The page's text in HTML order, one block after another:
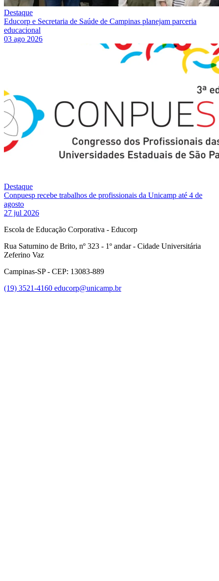
Destaque
Educorp e Secretaria de Saúde de Campinas planejam parceria
educacional
03 ago 2026
Destaque
Conpuesp recebe trabalhos de profissionais da Unicamp até 4 de
agosto
27 jul 2026
Escola de Educação Corporativa - Educorp
Rua Saturnino de Brito, nº 323 - 1º andar - Cidade Universitária
Zeferino Vaz
Campinas-SP - CEP: 13083-889
(19) 3521-4160 educorp@unicamp.br